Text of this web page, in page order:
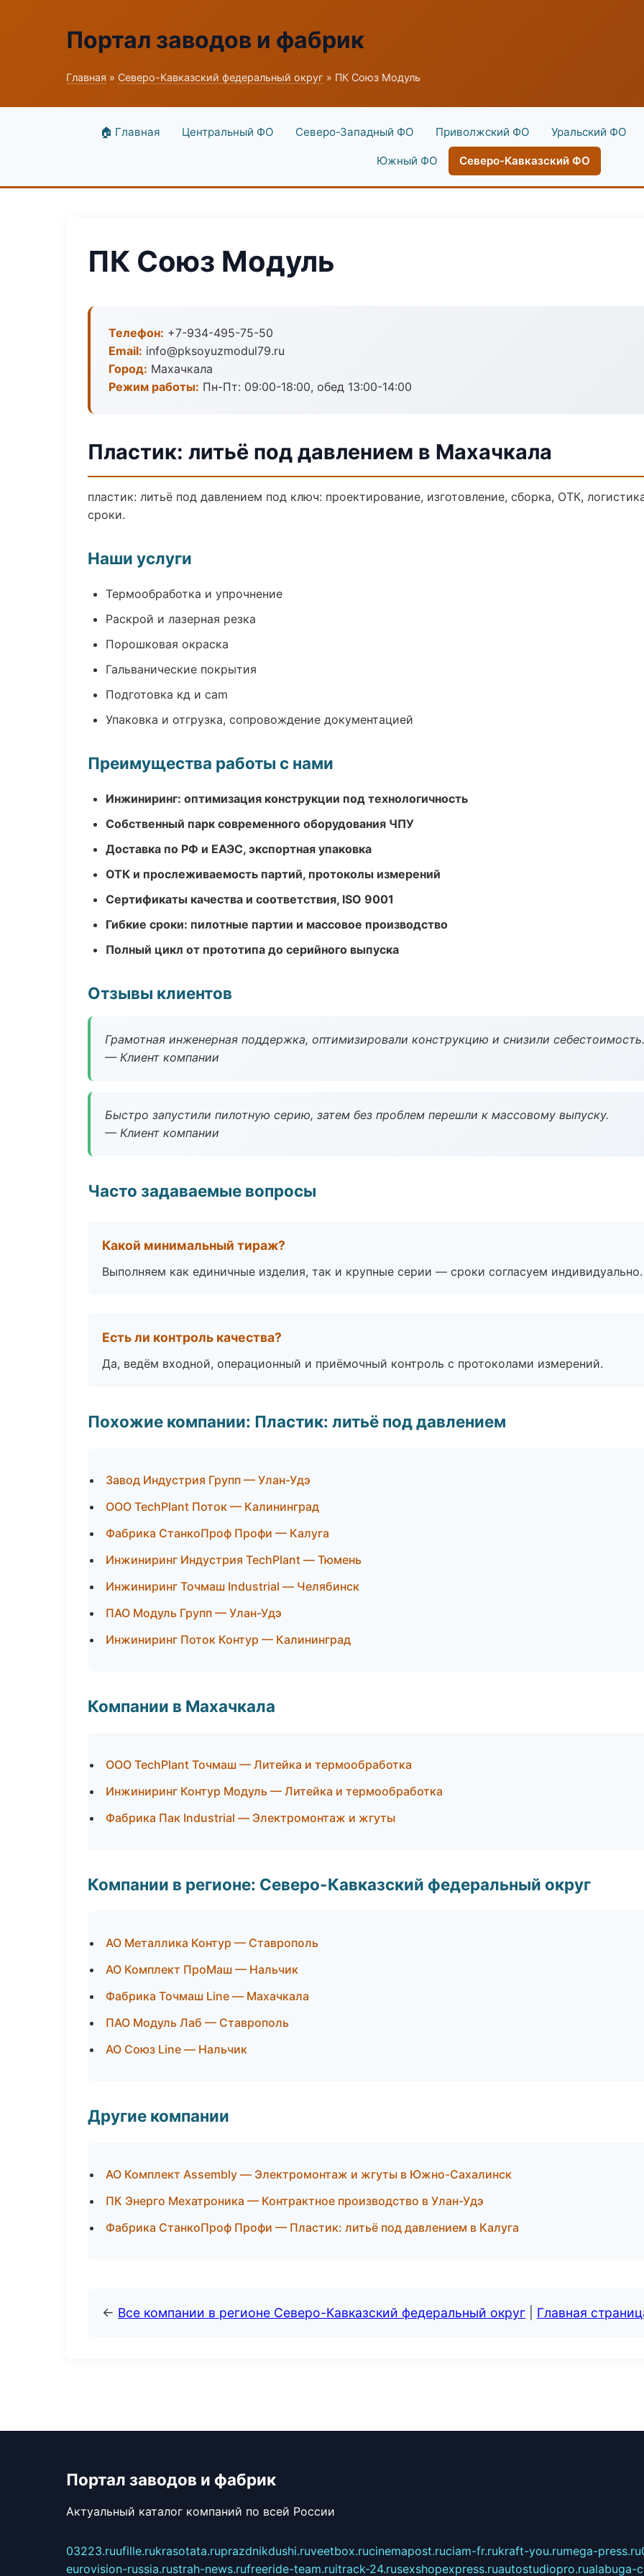
Портал заводов и фабрик
Главная » Северо-Кавказский федеральный округ » ПК Союз Модуль
🏠 Главная Центральный ФО Северо-Западный ФО Приволжский ФО Уральский ФО
Южный ФО Северо-Кавказский ФО
ПК Союз Модуль
Телефон: +7-934-495-75-50
Email: info@pksoyuzmodul79.ru
Город: Махачкала
Режим работы: Пн-Пт: 09:00-18:00, обед 13:00-14:00
Пластик: литьё под давлением в Махачкала
пластик: литьё под давлением под ключ: проектирование, изготовление, сборка, ОТК,
сроки.
Наши услуги
Термообработка и упрочнение
Раскрой и лазерная резка
Порошковая окраска
Гальванические покрытия
Подготовка кд и cam
Упаковка и отгрузка, сопровождение документацией
Преимущества работы с нами
Инжиниринг: оптимизация конструкции под технологичность
Собственный парк современного оборудования ЧПУ
Доставка по РФ и ЕАЭС, экспортная упаковка
ОТК и прослеживаемость партий, протоколы измерений
Сертификаты качества и соответствия, ISO 9001
Гибкие сроки: пилотные партии и массовое производство
Полный цикл от прототипа до серийного выпуска
Отзывы клиентов
Грамотная инженерная поддержка, оптимизировали конструкцию и снизили себестоимость.
— Клиент компании
Быстро запустили пилотную серию, затем без проблем перешли к массовому выпуску.
— Клиент компании
Часто задаваемые вопросы
Какой минимальный тираж?
Выполняем как единичные изделия, так и крупные серии — сроки согласуем индивидуально.
Есть ли контроль качества?
Да, ведём входной, операционный и приёмочный контроль с протоколами измерений.
Похожие компании: Пластик: литьё под давлением
Завод Индустрия Групп — Улан-Удэ
ООО TechPlant Поток — Калининград
Фабрика СтанкоПроф Профи — Калуга
Инжиниринг Индустрия TechPlant — Тюмень
Инжиниринг Точмаш Industrial — Челябинск
ПАО Модуль Групп — Улан-Удэ
Инжиниринг Поток Контур — Калининград
Компании в Махачкала
ООО TechPlant Точмаш — Литейка и термообработка
Инжиниринг Контур Модуль — Литейка и термообработка
Фабрика Пак Industrial — Электромонтаж и жгуты
Компании в регионе: Северо-Кавказский федеральный округ
АО Металлика Контур — Ставрополь
АО Комплект ПроМаш — Нальчик
Фабрика Точмаш Line — Махачкала
ПАО Модуль Лаб — Ставрополь
АО Союз Line — Нальчик
Другие компании
АО Комплект Assembly — Электромонтаж и жгуты в Южно-Сахалинск
ПК Энерго Мехатроника — Контрактное производство в Улан-Удэ
Фабрика СтанкоПроф Профи — Пластик: литьё под давлением в Калуга
← Все компании в регионе Северо-Кавказский федеральный округ Главная
Портал заводов и фабрик
Актуальный каталог компаний по всей России
03223.ruufille.rukrasotata.ruprazdnikdushi.ruveetbox.rucinemapost.ruciam-fr.rukraft-you.rumega-press.ru
eurovision-russia.rustrah-news.rufreeride-team.ruitrack-24.rusexshopexpress.ruautostudiopro.rualabuga-